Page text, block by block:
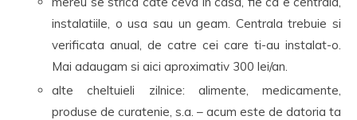
instalatiile, o usa sau un geam. Centrala trebuie si
verificata anual, de catre cei care ti-au instalat-o.
Mai adaugam si aici aproximativ 300 lei/an.
alte cheltuieli zilnice: alimente, medicamente,
produse de curatenie, s.a. – acum este de datoria ta